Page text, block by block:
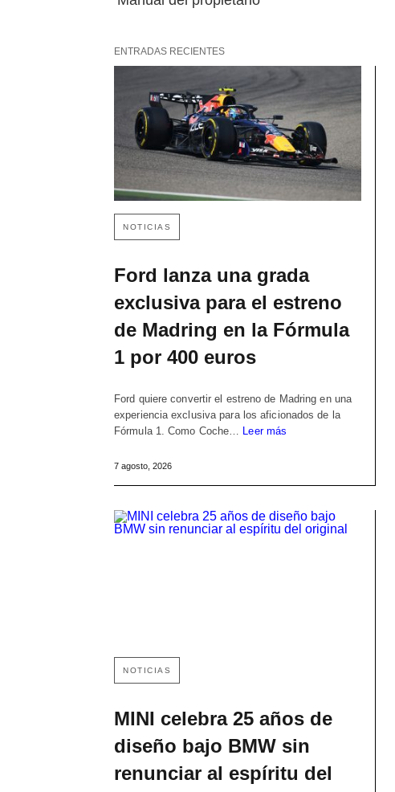
ENTRADAS RECIENTES
NOTICIAS
Ford lanza una grada
exclusiva para el estreno
de Madring en la Fórmula
1 por 400 euros
Ford quiere convertir el estreno de Madring en una
experiencia exclusiva para los aficionados de la
Fórmula 1. Como Coche… Leer más
7 agosto, 2026
NOTICIAS
MINI celebra 25 años de
diseño bajo BMW sin
renunciar al espíritu del